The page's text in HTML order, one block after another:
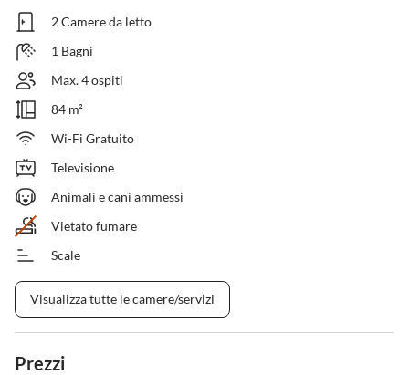
2 Camere da letto
1 Bagni
Max. 4 ospiti
84 m²
Wi-Fi Gratuito
Televisione
Animali e cani ammessi
Vietato fumare
Scale
Visualizza tutte le camere/servizi
Prezzi